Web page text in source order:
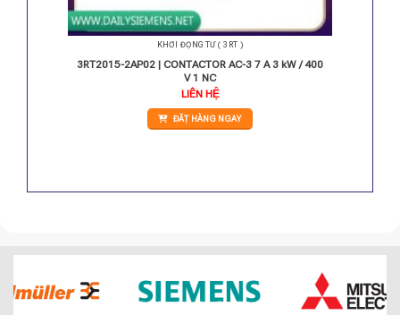
KHỞI ĐỘNG TỪ ( 3RT )
3RT2015-2AP02 | CONTACTOR AC-3 7 A 3 kW / 400
V 1 NC
LIÊN HỆ
ĐẶT HÀNG NGAY